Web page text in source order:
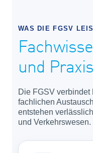
WAS DIE FGSV
und Praxis
Die FGSV
fachlichen
entstehen
und Verkehrswesen.